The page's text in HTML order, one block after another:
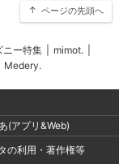
ページの先頭へ
ニー特集 mimot.
Medery.
(アプリ&Web)
の利用・著作権等